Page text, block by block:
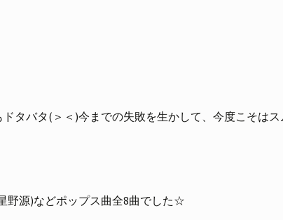
タバタ(＞＜)今までの失敗を生かして、今度こそはス
野源)などポップス曲全8曲でした☆